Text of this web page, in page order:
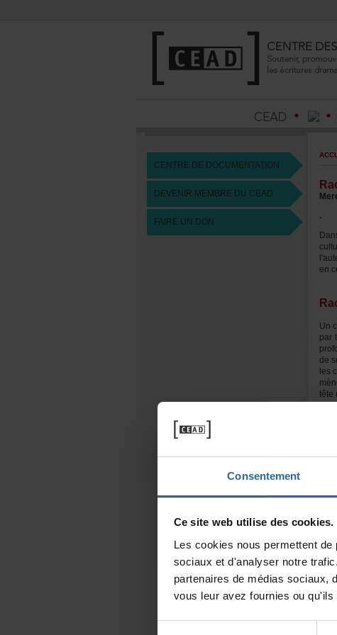
Consentement
Cesitewebutilisedescookies.
CENTREDEDOCUMENTATION
DEVENIRMEMBREDUCEAD
FAIREUNDON
.